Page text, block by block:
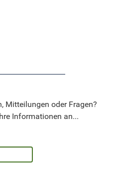
Mitteilungen oder Fragen?
Informationen an...